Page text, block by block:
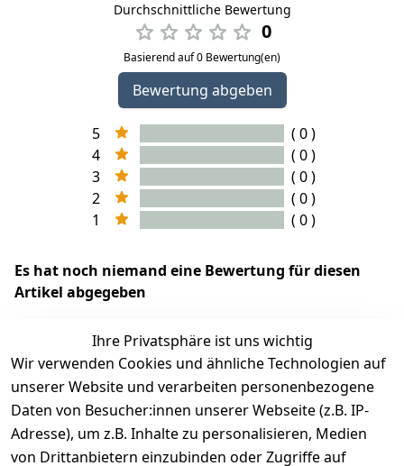
Durchschnittliche Bewertung
0
Basierend auf 0 Bewertung(en)
Bewertung abgeben
5
( 0 )
4
( 0 )
3
( 0 )
2
( 0 )
1
( 0 )
Es hat noch niemand eine Bewertung für diesen
Artikel abgegeben
EU-Verantwortliche Person - klicken Sie für Details
Ihre Privatsphäre ist uns wichtig
Wir verwenden Cookies und ähnliche Technologien auf
unserer Website und verarbeiten personenbezogene
Daten von Besucher:innen unserer Webseite (z.B. IP-
Adresse), um z.B. Inhalte zu personalisieren, Medien
von Drittanbietern einzubinden oder Zugriffe auf